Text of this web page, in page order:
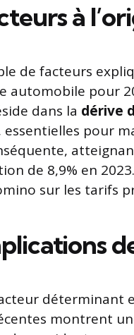
à
de facteurs
automobile pour
dans la dérive
essentielles pour
de 8,9% en
sur les tarifs
déterminant
montrent